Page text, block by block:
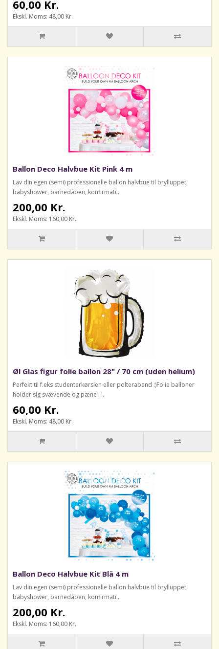
60,00 Kr.
Ekskl. Moms: 48,00 Kr.
Ballon Deco Halvbue Kit Pink 4 m
Lav din egen (semi) professionelle ballon halvbue til brylluppet,
babyshower, barnedåben, konfirmati..
200,00 Kr.
Ekskl. Moms: 160,00 Kr.
Øl Glas figur folie ballon 28" / 70 cm (uden helium)
Perfekt til f.eks studenterkørslen eller polterabend :)Folie balloner
holder sig svævende og pæne i ..
60,00 Kr.
Ekskl. Moms: 48,00 Kr.
Ballon Deco Halvbue Kit Blå 4 m
Lav din egen (semi) professionelle ballon halvbue til brylluppet,
babyshower, barnedåben, konfirmati..
200,00 Kr.
Ekskl. Moms: 160,00 Kr.